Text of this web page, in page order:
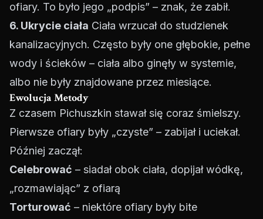
ofiary. To było jego „podpis” – znak, że zabił.
6. Ukrycie ciała Ciała wrzucał do studzienek
kanalizacyjnych. Często były one głębokie, pełne
wody i ścieków – ciała albo ginęły w systemie,
albo nie były znajdowane przez miesiące.
Ewolucja Metody
Z czasem Pichuszkin stawał się coraz śmielszy.
Pierwsze ofiary były „czyste” – zabijał i uciekał.
Później zaczął:
Celebrować – siadał obok ciała, dopijał wódkę,
„rozmawiając” z ofiarą
Torturować – niektóre ofiary były bite